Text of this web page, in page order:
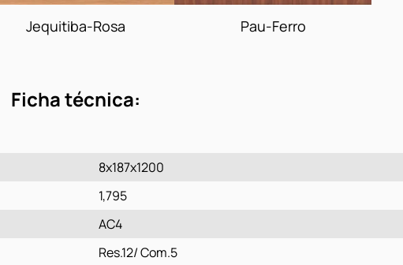
Jequitiba-Rosa Pau-Ferro
Ficha técnica:
8x187x1200
1,795
AC4
Res.12/ Com.5